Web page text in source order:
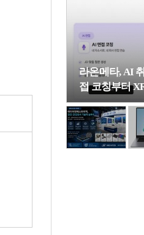
라온메타, AI
접 코칭부터